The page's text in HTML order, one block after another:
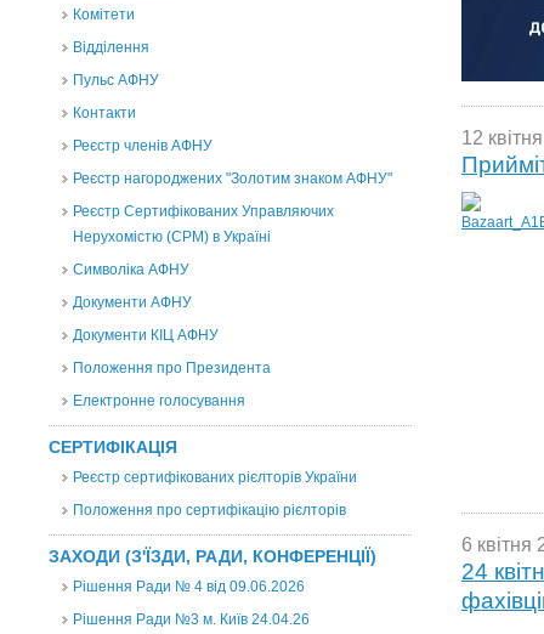
Комітети
Відділення
Пульс АФНУ
Контакти
Реєстр членів АФНУ
Реєстр нагороджених "Золотим знаком АФНУ"
Реєстр Сертифікованих Управляючих
Нерухомістю (CPM) в Україні
Символіка АФНУ
Документи АФНУ
Документи КІЦ АФНУ
Положення про Президента
Електронне голосування
СЕРТИФІКАЦІЯ
Реєстр сертифікованих рієлторів України
Положення про сертифікацію рієлторів
ЗАХОДИ (З'ЇЗДИ, РАДИ, КОНФЕРЕНЦІЇ)
Рішення Ради № 4 від 09.06.2026
Рішення Ради №3 м. Київ 24.04.26
12
6 квітня
24